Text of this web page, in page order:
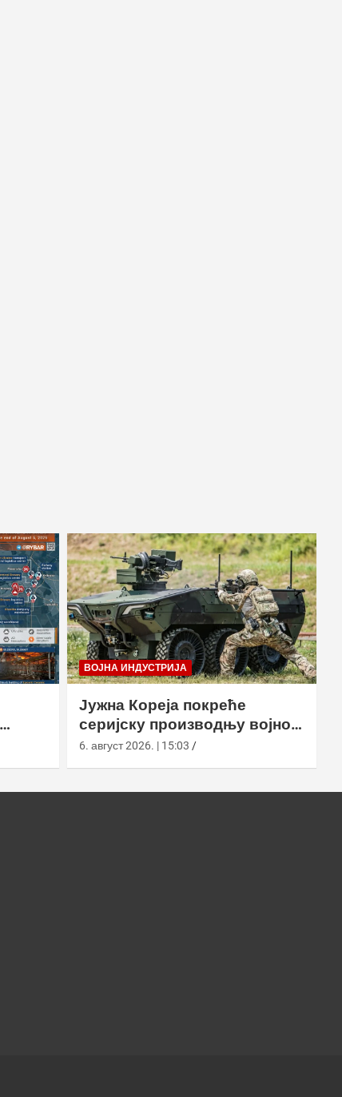
ВОЈНА ИНДУСТРИЈА
Јужна Кореја покреће
серијску производњу војног
робота Арион-СМЕТ
6. август 2026. | 15:03